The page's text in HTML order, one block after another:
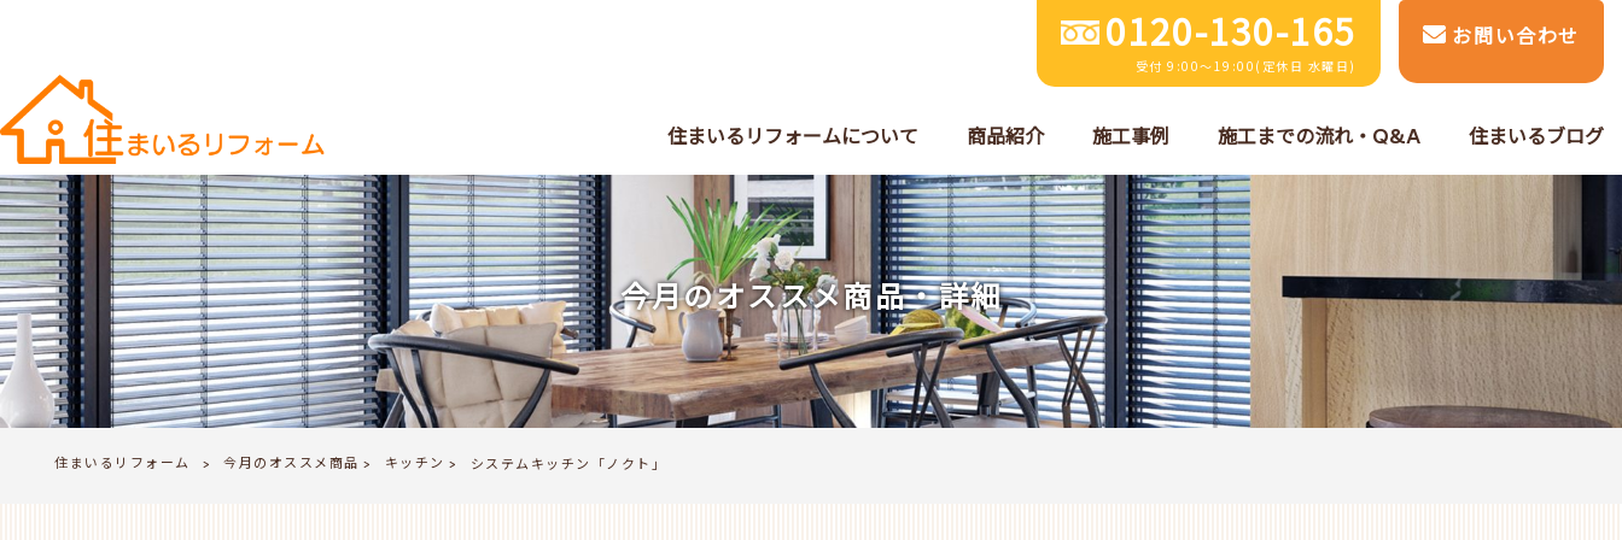
0120-130-165
受付 9:00～19:00(定休日 水曜日)
お問い合わせ
住まいるリフォームについて 商品紹介 施工事例 施工までの流れ・Q&A 住まいるブログ
今月のオススメ商品・詳細
住まいるリフォーム > 今月のオススメ商品 > キッチン > システムキッチン「ノクト」